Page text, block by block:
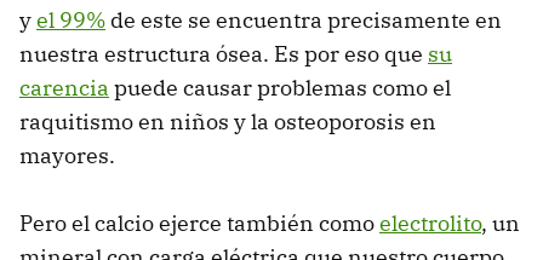
yel 99% de este se encuentra precisamente en
nuestra estructura ósea. Es por eso que su
carencia puede causar problemas como el
raquitismo en niños y la osteoporosis en
mayores.
Pero el calcio ejerce también comoelectrolito, un